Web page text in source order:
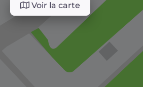
Voir la carte